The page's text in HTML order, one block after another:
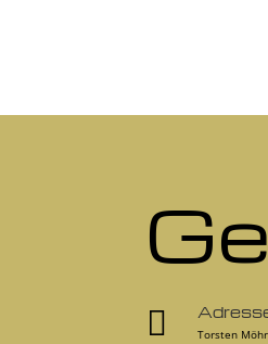

Torsten